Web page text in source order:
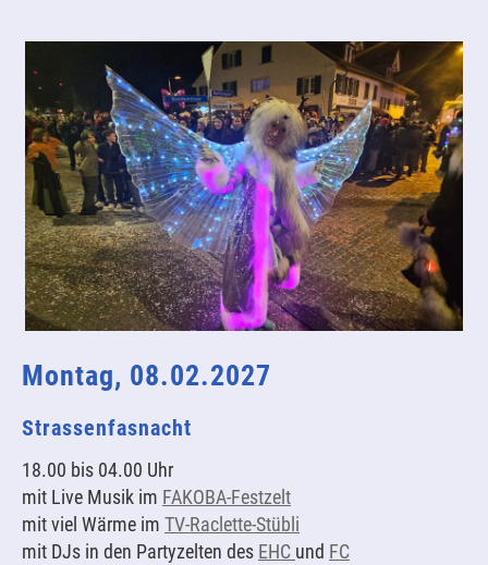
Montag, 08.02.2027
Strassenfasnacht
18.00 bis 04.00 Uhr
mit Live Musik im FAKOBA-Festzelt
mit viel Wärme im TV-Raclette-Stübli
mit DJs in den Partyzelten des EHC und FC